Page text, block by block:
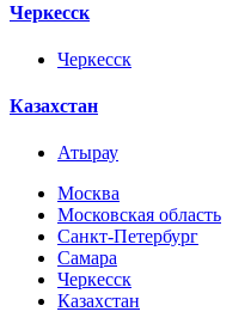
Черкесск
Черкесск
Казахстан
Атырау
Москва
Московская область
Санкт-Петербург
Самара
Черкесск
Казахстан